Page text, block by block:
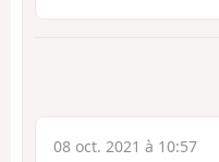
08 oct. 2021 à 10:57